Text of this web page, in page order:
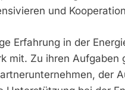
und
Erfahrung in der
mit. Zu ihren Aufgaben
der